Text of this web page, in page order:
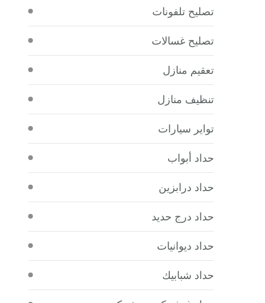
تصليح تلفونات
تصليح غسالات
تعقيم منازل
تنظيف منازل
تواير سيارات
حداد أبواب
حداد درابزين
حداد درج حديد
حداد ديوانيات
حداد شبابيك